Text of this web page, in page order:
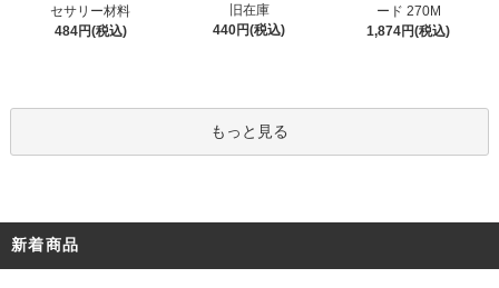
セサリー材料
484円(税込)
旧在庫
440円(税込)
ード 270M
1,874円(税込)
もっと見る
新着商品